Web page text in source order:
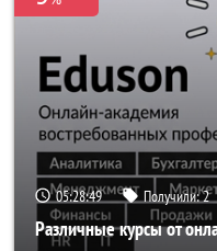
05:28:46 Получили:2
Различные курсы от